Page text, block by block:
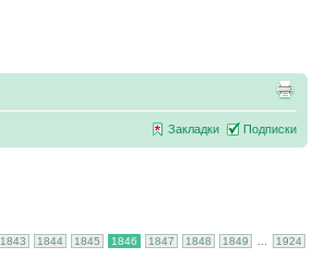
Закладки Подписки
1843 1844 1845 1846 1847 1848 1849 1924